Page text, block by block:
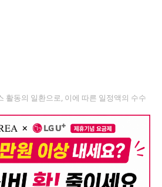
활동의 일환으로, 이에 따른 일정액의 수수